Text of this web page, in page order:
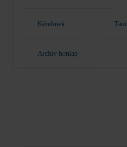
Kérelmek
Archív honlap